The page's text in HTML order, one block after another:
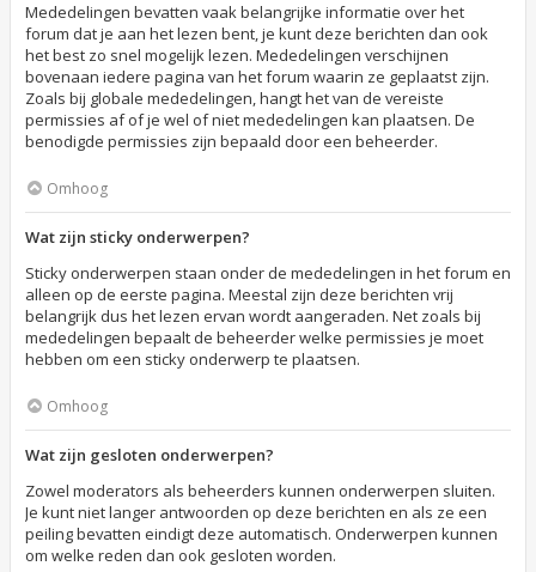
Mededelingen bevatten vaak belangrijke informatie over het
forum dat je aan het lezen bent, je kunt deze berichten dan ook
het best zo snel mogelijk lezen. Mededelingen verschijnen
bovenaan iedere pagina van het forum waarin ze geplaatst zijn.
Zoals bij globale mededelingen, hangt het van de vereiste
permissies af of je wel of niet mededelingen kan plaatsen. De
benodigde permissies zijn bepaald door een beheerder.
Omhoog
Wat zijn sticky onderwerpen?
Sticky onderwerpen staan onder de mededelingen in het forum en
alleen op de eerste pagina. Meestal zijn deze berichten vrij
belangrijk dus het lezen ervan wordt aangeraden. Net zoals bij
mededelingen bepaalt de beheerder welke permissies je moet
hebben om een sticky onderwerp te plaatsen.
Omhoog
Wat zijn gesloten onderwerpen?
Zowel moderators als beheerders kunnen onderwerpen sluiten.
Je kunt niet langer antwoorden op deze berichten en als ze een
peiling bevatten eindigt deze automatisch. Onderwerpen kunnen
om welke reden dan ook gesloten worden.